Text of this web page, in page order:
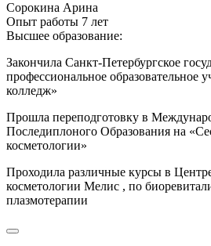
Сорокина Арина
Опыт работы 7 лет
Высшее образование:
Закончила Санкт-Петербургское
профессиональное образовательное
колледж»
Прошла переподготовку в
Последиплоного Образования на
косметологии»
Проходила различные курсы в
косметологии Мелис , по
плазмотерапии